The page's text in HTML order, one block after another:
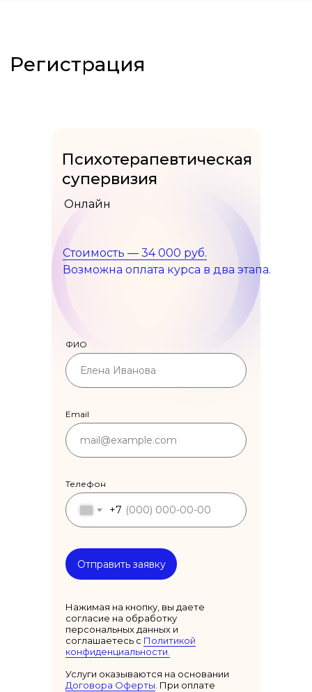
ФИО
Email
Телефон
+7
Отправить заявку
Нажимая на кнопку, вы даете
согласие на обработку
персональных данных и
соглашаетесь c Политикой
конфиденциальности.
Услуги оказываются на основании
Договора Оферты . При оплате
Психотерапевтическая
супервизия
Онлайн
Стоимость — 34 000 руб.
Возможна оплата курса в два этапа.
Приглашаем вас